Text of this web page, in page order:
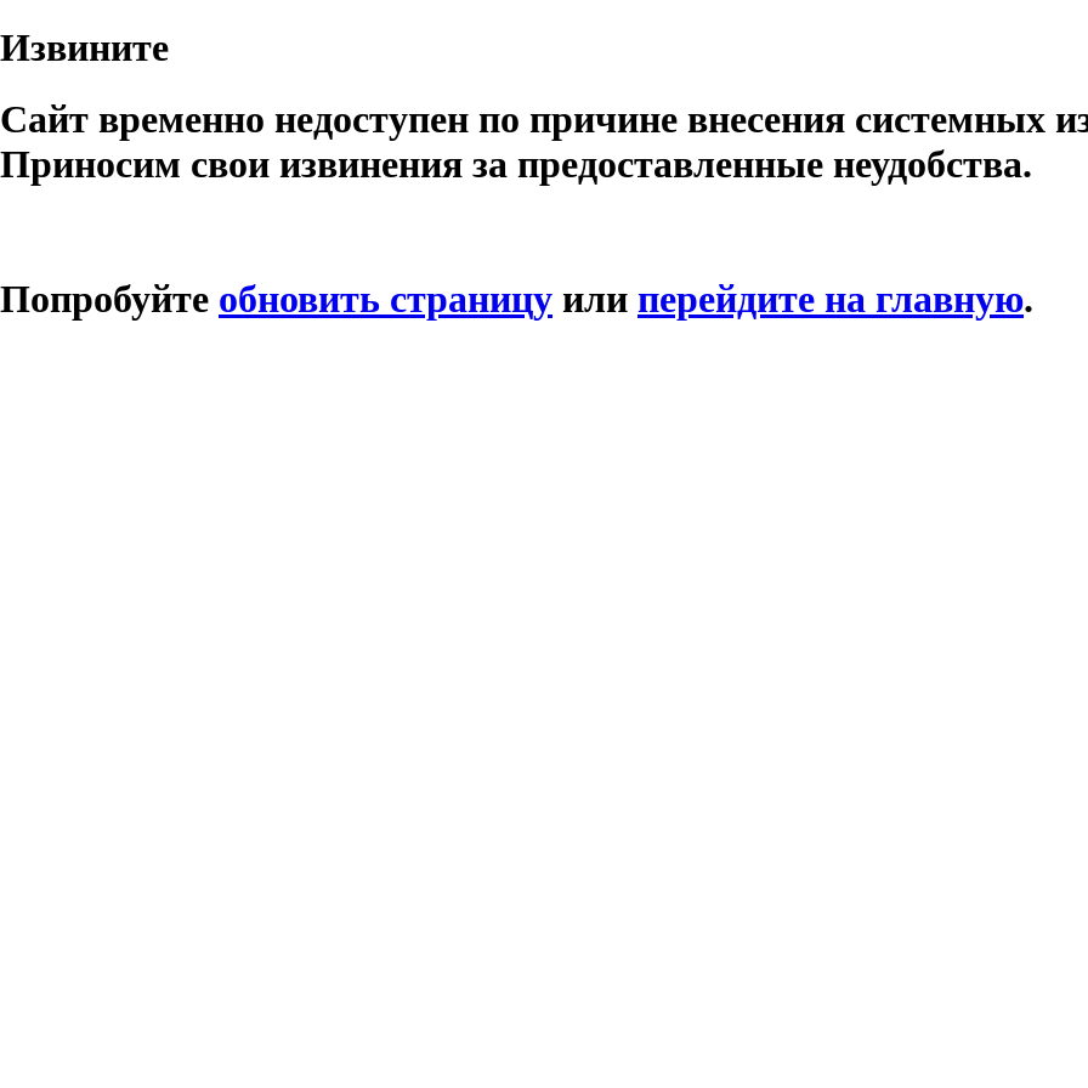
Извините
Сайт временно недоступен по причине внесения системных
Приносим свои извинения за предоставленные неудобства.
Попробуйте обновить страницу или перейдите на главную.